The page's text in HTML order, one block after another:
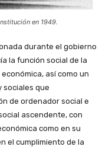
en 1949.
durante el gobierno
la función social de la
así como un
sociales que
de ordenador social e
ascendente, con
como en su
el cumplimiento de la